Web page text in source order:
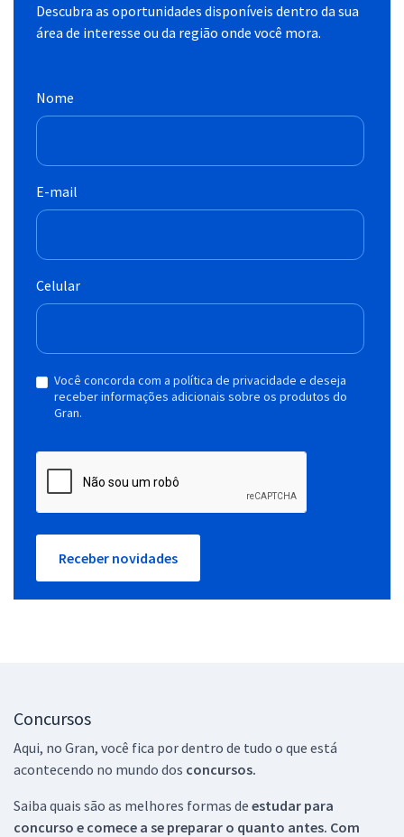
Descubra as oportunidades disponíveis dentro da sua
área de interesse ou da região onde você mora.
Nome
E-mail
Celular
Você concorda com a política de privacidade e deseja
receber informações adicionais sobre os produtos do
Gran.
Receber novidades
Concursos
Aqui, no Gran, você fica por dentro de tudo o que está
acontecendo no mundo dos concursos.
Saiba quais são as melhores formas de estudar para
concurso e comece a se preparar o quanto antes. Com